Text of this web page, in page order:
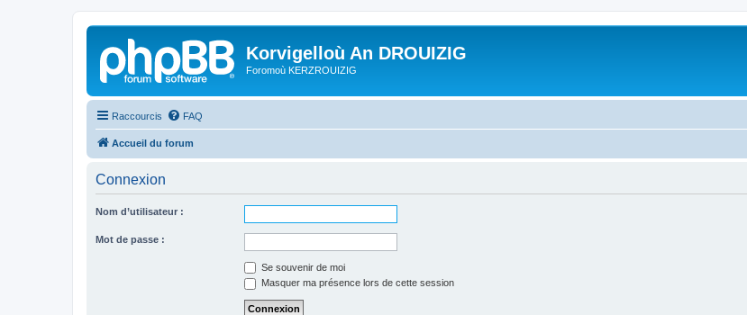
Korvigelloù An DROUIZIG
Foromoù KERZROUIZIG
Raccourcis FAQ
Accueil du forum
Connexion
Nom d’utilisateur :
Mot de passe :
Se souvenir de moi
Masquer ma présence lors de cette session